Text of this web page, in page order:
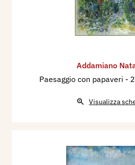
Addamiano
Paesaggio con papaveri -
Visualizza